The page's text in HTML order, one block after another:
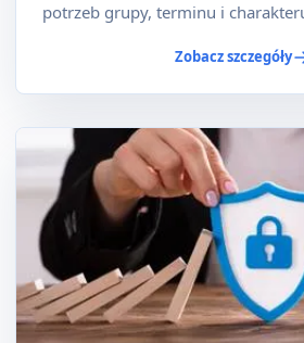
potrzeb grupy, terminu i
Zobacz szczegóły